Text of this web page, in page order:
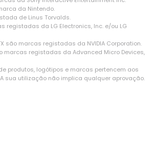
da Nintendo.
de Linus Torvalds.
registadas da LG Electronics, Inc. e/ou LG
são marcas registadas da NVIDIA Corporation.
marcas registadas da Advanced Micro Devices,
produtos, logótipos e marcas pertencem aos
sua utilização não implica qualquer aprovação.